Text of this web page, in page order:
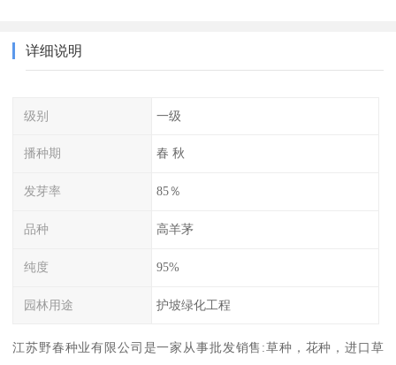
详细说明
级别 一级
播种期 春 秋
发芽率 85％
品种 高羊茅
纯度 95%
园林用途 护坡绿化工程
江苏野春种业有限公司是一家从事批发销售:草种，花种，进口草